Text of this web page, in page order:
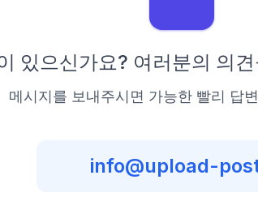
있으신가요? 여러분의 의
메시지를 보내주시면 가능한 빨리 답
info@upload-